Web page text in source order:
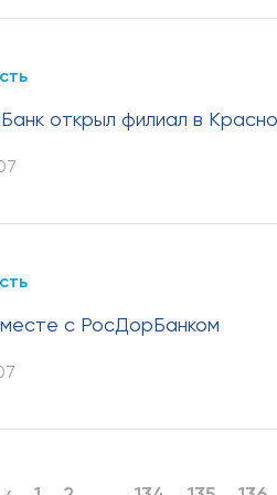
открыл филиал в
с РосДорБанком